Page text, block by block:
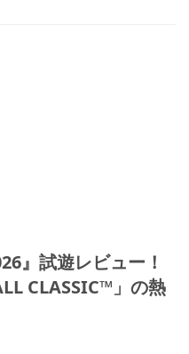
』試遊レビュー！
CLASSIC™」の熱